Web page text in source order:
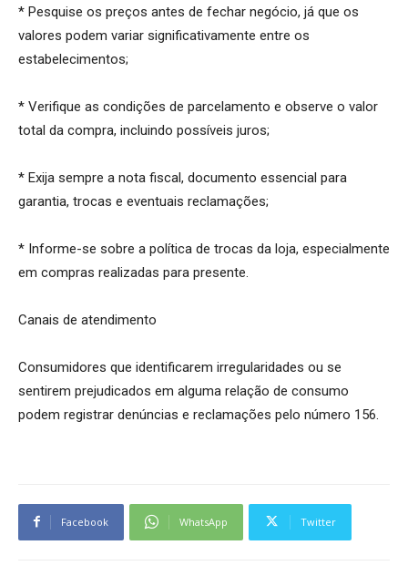
* Pesquise os preços antes de fechar negócio, já que os
valores podem variar significativamente entre os
estabelecimentos;
* Verifique as condições de parcelamento e observe o valor
total da compra, incluindo possíveis juros;
* Exija sempre a nota fiscal, documento essencial para
garantia, trocas e eventuais reclamações;
* Informe-se sobre a política de trocas da loja, especialmente
em compras realizadas para presente.
Canais de atendimento
Consumidores que identificarem irregularidades ou se
sentirem prejudicados em alguma relação de consumo
podem registrar denúncias e reclamações pelo número 156.
Facebook WhatsApp Twitter